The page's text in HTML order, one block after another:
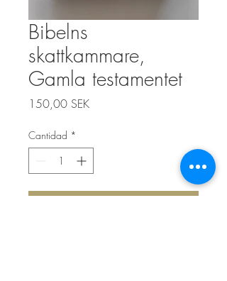
Bibelns
skattkammare,
Gamla testamentet
150,00 SEKPrecio
Cantidad *